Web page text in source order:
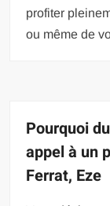
profiter
ou même de
Pourquoi
appel à un
Ferrat, Eze